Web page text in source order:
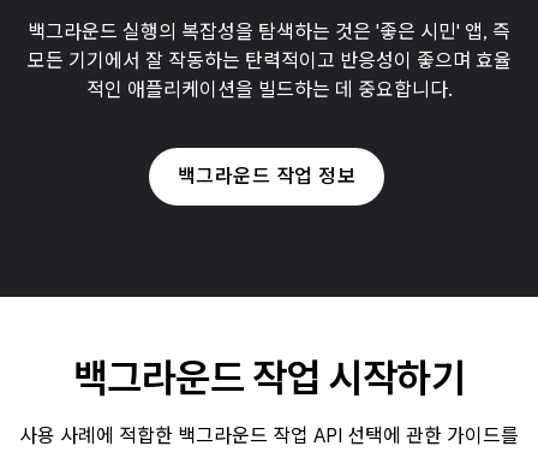
백그라운드 실행의 복잡성을 탐색하는 것은 '좋은 시민' 앱, 즉
모든 기기에서 잘 작동하는 탄력적이고 반응성이 좋으며 효율
적인 애플리케이션을 빌드하는 데 중요합니다.
백그라운드 작업 정보
백그라운드 작업 시작하기
사용 사례에 적합한 백그라운드 작업 API 선택에 관한 가이드를